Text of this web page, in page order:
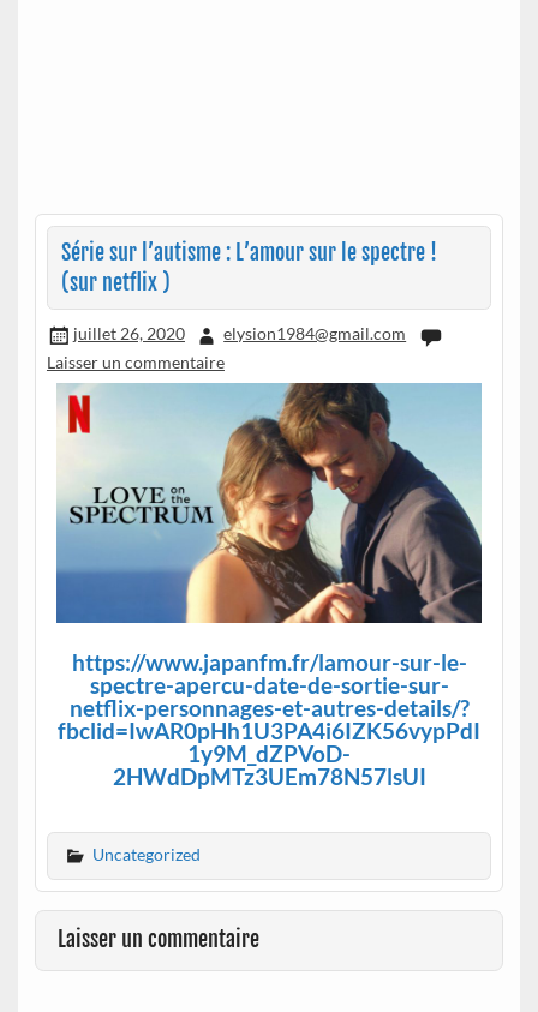
Série sur l’autisme : L’amour sur le spectre !
(sur netflix )
juillet 26, 2020
elysion1984@gmail.com
Laisser un commentaire
https://www.japanfm.fr/lamour-sur-le-
spectre-apercu-date-de-sortie-sur-
netflix-personnages-et-autres-details/?
fbclid=IwAR0pHh1U3PA4i6IZK56vypPdI
1y9M_dZPVoD-
2HWdDpMTz3UEm78N57lsUI
Uncategorized
Laisser un commentaire